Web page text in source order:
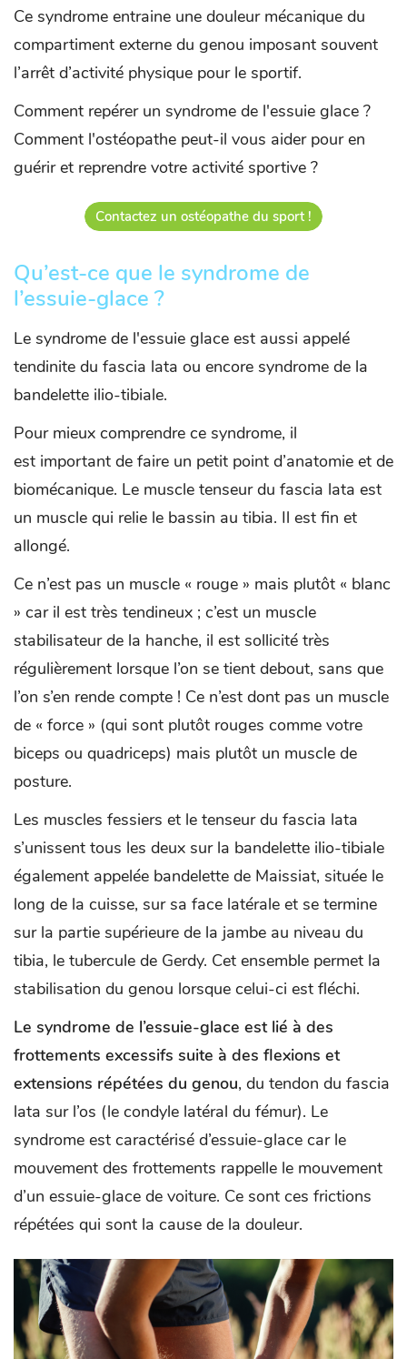
Ce syndrome entraine une douleur mécanique du
compartiment externe du genou imposant souvent
l’arrêt d’activité physique pour le sportif.
Comment repérer un syndrome de l'essuie glace ?
Comment l'ostéopathe peut-il vous aider pour en
guérir et reprendre votre activité sportive ?
Contactez un ostéopathe du sport !
Qu’est-ce que le syndrome de
l’essuie-glace ?
Le syndrome de l'essuie glace est aussi appelé
tendinite du fascia lata ou encore syndrome de la
bandelette ilio-tibiale.
Pour mieux comprendre ce syndrome, il
est important de faire un petit point d’anatomie et de
biomécanique. Le muscle tenseur du fascia lata est
un muscle qui relie le bassin au tibia. Il est fin et
allongé.
Ce n’est pas un muscle « rouge » mais plutôt « blanc
» car il est très tendineux ; c’est un muscle
stabilisateur de la hanche, il est sollicité très
régulièrement lorsque l’on se tient debout, sans que
l’on s’en rende compte ! Ce n’est dont pas un muscle
de « force » (qui sont plutôt rouges comme votre
biceps ou quadriceps) mais plutôt un muscle de
posture.
Les muscles fessiers et le tenseur du fascia lata
s’unissent tous les deux sur la bandelette ilio-tibiale
également appelée bandelette de Maissiat, située le
long de la cuisse, sur sa face latérale et se termine
sur la partie supérieure de la jambe au niveau du
tibia, le tubercule de Gerdy. Cet ensemble permet la
stabilisation du genou lorsque celui-ci est fléchi.
Le syndrome de l’essuie-glace est lié à des
frottements excessifs suite à des flexions et
extensions répétées du genou, du tendon du fascia
lata sur l’os (le condyle latéral du fémur). Le
syndrome est caractérisé d’essuie-glace car le
mouvement des frottements rappelle le mouvement
d’un essuie-glace de voiture. Ce sont ces frictions
répétées qui sont la cause de la douleur.